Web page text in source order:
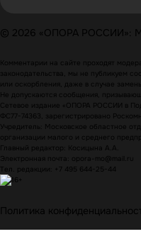
© 2026 «ОПОРА РОССИИ»:
Комментарии на сайте проходят
законодательства, мы не публикуем
или оскорбления, даже в случае
Не допускаются сообщения,
Сетевое издание «ОПОРА РОССИИ в
ФС77-74363, зарегистрировано
Учредитель: Московское областное
организации малого и среднего
Главный редактор: Косицына А.А.
Электронная почта: opora-mo@mail.ru
Тел. редакции: +7 495 644-25-44
Политика